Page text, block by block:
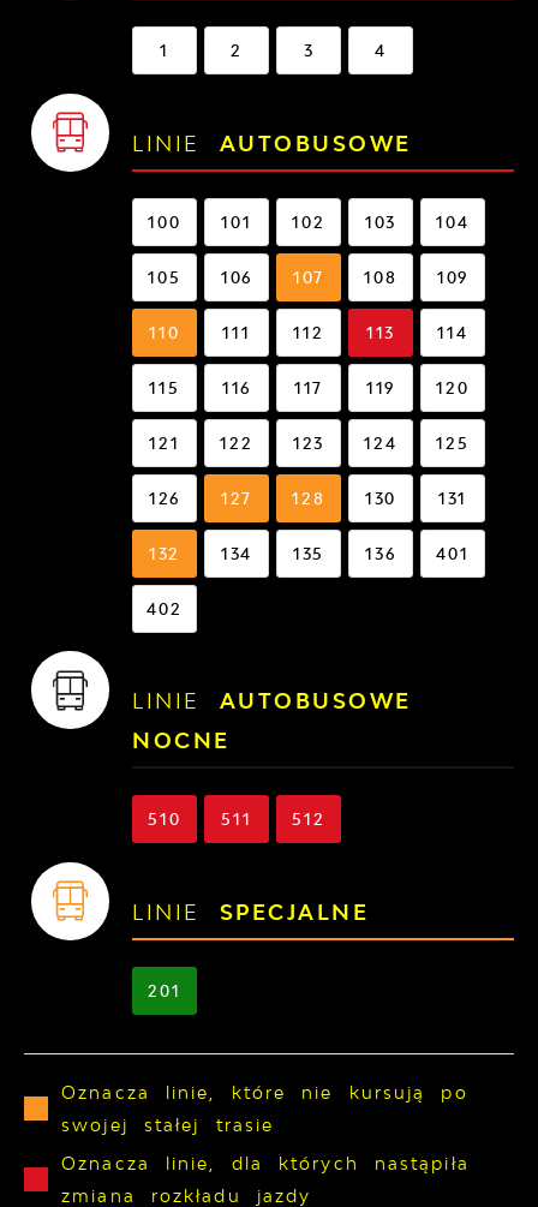
1 2 3 4
LINIE AUTOBUSOWE
100 101 102 103 104
105 106 107 108 109
110 111 112 113 114
115 116 117 119 120
121 122 123 124 125
126 127 128 130 131
132 134 135 136 401
402
LINIE AUTOBUSOWE
NOCNE
510 511 512
LINIE SPECJALNE
201
Oznacza linie, które nie kursują po
swojej stałej trasie
Oznacza linie, dla których nastąpiła
zmiana rozkładu jazdy